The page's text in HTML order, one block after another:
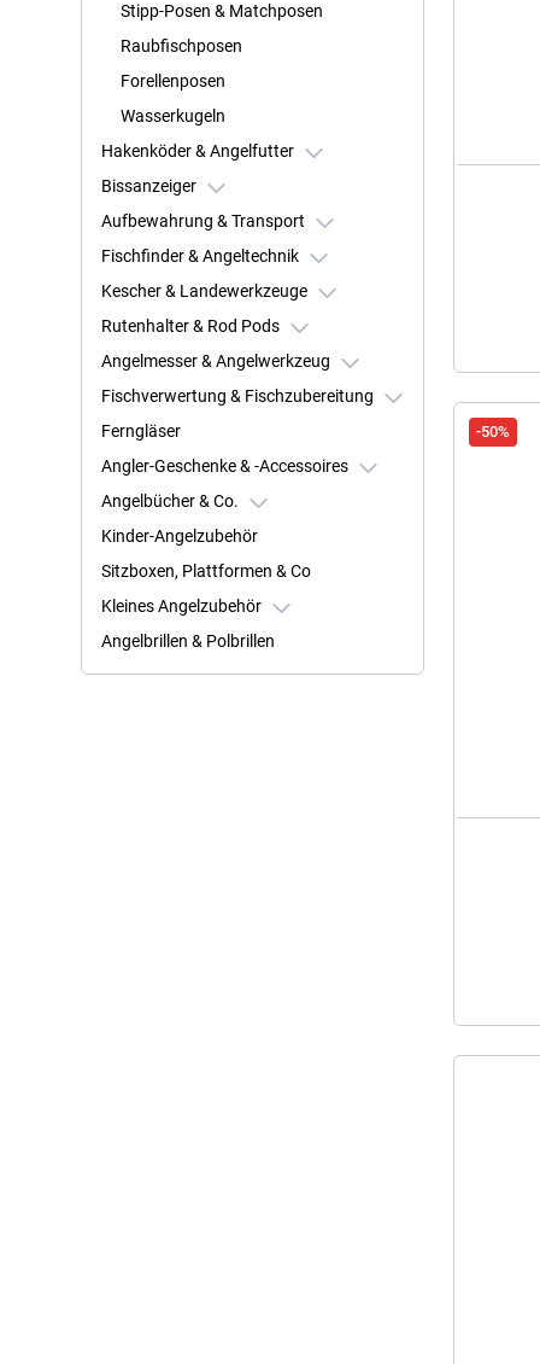
Stipp-Posen & Matchposen
Raubfischposen
Forellenposen
Wasserkugeln
Hakenköder & Angelfutter
Bissanzeiger
Aufbewahrung & Transport
Fischfinder & Angeltechnik
Kescher & Landewerkzeuge
Rutenhalter & Rod Pods
Angelmesser & Angelwerkzeug
Fischverwertung & Fischzubereitung
Ferngläser
Angler-Geschenke & -Accessoires
Angelbücher & Co.
Kinder-Angelzubehör
Sitzboxen, Plattformen & Co
Kleines Angelzubehör
Angelbrillen & Polbrillen
-50%